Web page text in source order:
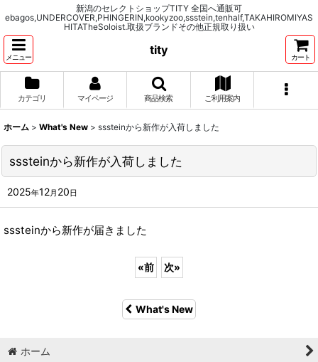
新潟のセレクトショップTITY 全国へ通販可
ebagos,UNDERCOVER,PHINGERIN,kookyzoo,ssstein,tenhalf,TAKAHIROMIYAS
HITATheSoloist.取扱ブランドその他正規取り扱い
メニュー
tity
カート
カテゴリ マイページ 商品検索 ご利用案内
ホーム > What's New > sssteinから新作が入荷しました
sssteinから新作が入荷しました
2025年12月 20日
sssteinから新作が届きました
«前 次»
What's New
ホーム